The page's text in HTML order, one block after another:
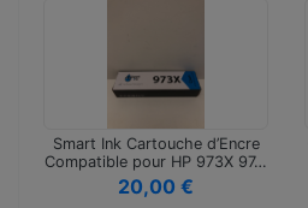
Smart Ink Cartouche d’Encre
Compatible pour HP 973X 97…
20,00 €